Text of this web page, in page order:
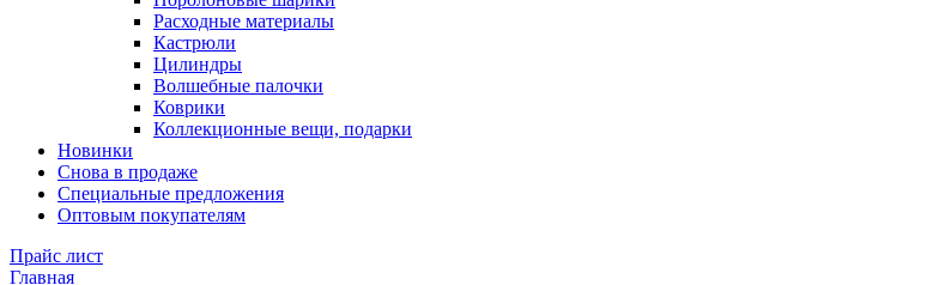
Расходные материалы
Кастрюли
Цилиндры
Волшебные палочки
Коврики
Коллекционные вещи, подарки
Новинки
Снова в продаже
Специальные предложения
Оптовым покупателям
Прайс лист
Главная